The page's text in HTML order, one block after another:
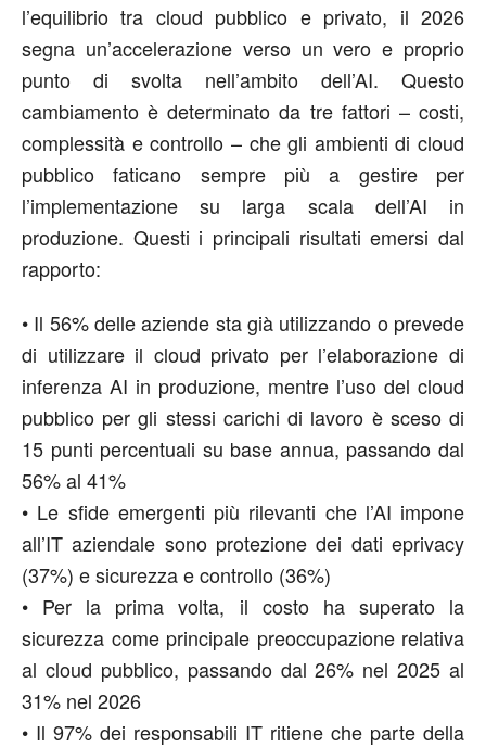
l’equilibrio tra cloud pubblico e privato, il 2026
segna un’accelerazione verso un vero e proprio
punto di svolta nell’ambito dell’AI. Questo
cambiamento è determinato da tre fattori – costi,
complessità e controllo – che gli ambienti di cloud
pubblico faticano sempre più a gestire per
l’implementazione su larga scala dell’AI in
produzione. Questi i principali risultati emersi dal
rapporto:
• Il 56% delle aziende sta già utilizzando o prevede
di utilizzare il cloud privato per l’elaborazione di
inferenza AI in produzione, mentre l’uso del cloud
pubblico per gli stessi carichi di lavoro è sceso di
15 punti percentuali su base annua, passando dal
56% al 41%
• Le sfide emergenti più rilevanti che l’AI impone
all’IT aziendale sono protezione dei dati eprivacy
(37%) e sicurezza e controllo (36%)
• Per la prima volta, il costo ha superato la
sicurezza come principale preoccupazione relativa
al cloud pubblico, passando dal 26% nel 2025 al
31% nel 2026
• Il 97% dei responsabili IT ritiene che parte della